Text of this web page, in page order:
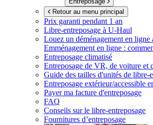
Retour au menu principal
Prix garanti pendant 1 an
Libre-entreposage à U-Haul
Louez un déménagement en ligne
Emménagement en ligne :
Entreposage climatisé
Entreposage de VR, de voiture et
Guide des tailles d'unités de libre-
Entreposage extérieur/accessible
Payer ma facture d'entreposage
FAQ
Conseils sur le libre-entreposage
Fournitures d’entreposage